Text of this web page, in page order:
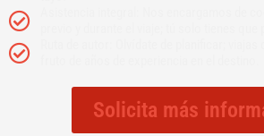
Solicita más